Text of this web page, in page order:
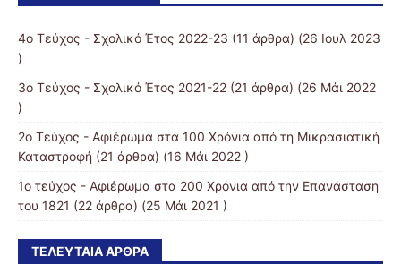
4ο Τεύχος - Σχολικό Έτος 2022-23 (11 άρθρα) (26 Ιουλ 2023
)
3ο Τεύχος - Σχολικό Έτος 2021-22 (21 άρθρα) (26 Μάι 2022
)
2ο Τεύχος - Αφιέρωμα στα 100 Χρόνια από τη Μικρασιατική
Καταστροφή (21 άρθρα) (16 Μάι 2022 )
1ο τεύχος - Αφιέρωμα στα 200 Χρόνια από την Επανάσταση
του 1821 (22 άρθρα) (25 Μάι 2021 )
ΤΕΛΕΥΤΑΊΑ ΆΡΘΡΑ